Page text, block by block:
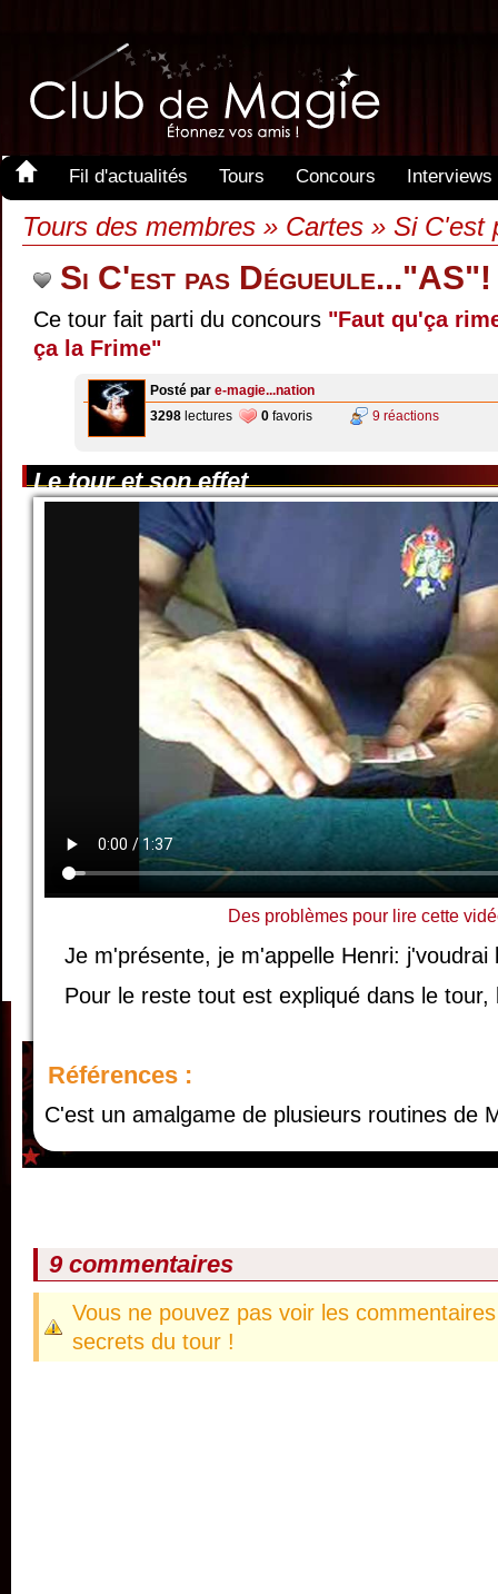
Fil d'actualités Tours Concours Interviews
Tours des membres » Cartes » Si C'est
Si C'est pas Dégueule..."AS"!
Ce tour fait parti du concours "Faut qu'ça
ça la Frime"
Posté par e-magie...nation
3298 lectures 0 favoris 9 réactions
Le tour et son effet
Des problèmes pour lire cette
Je m'présente, je m'appelle Henri:
Pour le reste tout est expliqué dans le tour,
Références :
C'est un amalgame de plusieurs routines de
9 commentaires
Vous ne pouvez pas voir les
secrets du tour !